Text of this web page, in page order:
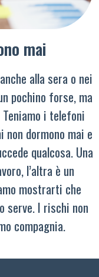
mai
alla sera o nei
pochino forse, ma
i telefoni
dormono mai e
qualcosa. Una
l’altra è un
mostrarti che
serve. I rischi non
compagnia.